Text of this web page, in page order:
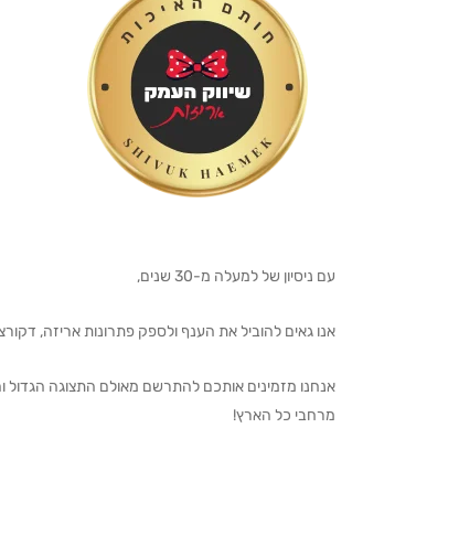
עם ניסיון של למעלה מ-30 שנים,
אנו גאים להוביל את הענף ולספק פתרונות אריזה,
מרחבי כל הארץ!